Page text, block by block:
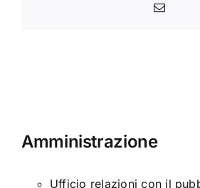
Email
Amministrazione
Ufficio relazioni con il